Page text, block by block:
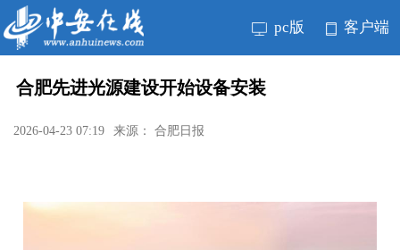
pc版 客户端
合肥先进光源建设开始设备安装
2026-04-23 07:19 来源： 合肥日报